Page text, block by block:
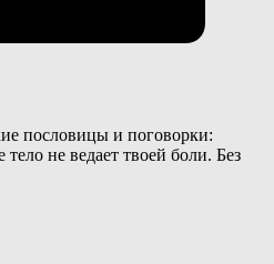
пословицы и поговорки:
не ведает твоей боли. Без